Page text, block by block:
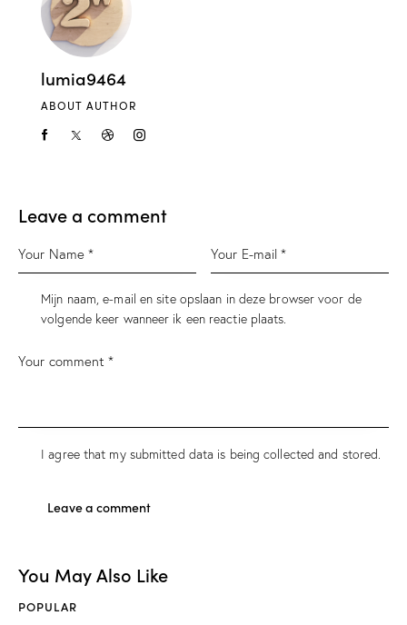
lumia9464
ABOUT AUTHOR
Leave a comment
Mijn naam, e-mail en site opslaan in deze browser voor de
volgende keer wanneer ik een reactie plaats.
I agree that my submitted data is beingcollected and stored.
You May Also Like
POPULAR